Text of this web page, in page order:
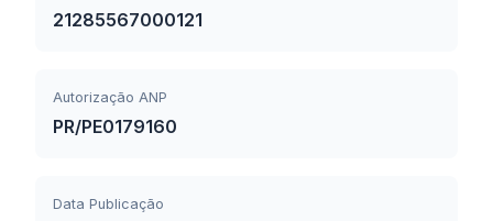
21285567000121
Autorização ANP
PR/PE0179160
Data Publicação